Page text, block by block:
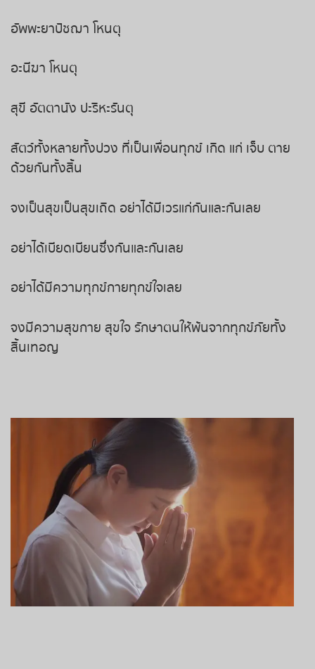
ถ่ายทอดสดหวยกัมพูชา
หวยหุ้นสด
หวยหุ้นไทย เย็น
หวยหุ้นเกาหลี
หวยหุ้นนิเคอิ เช้า
หวยหุ้นนิเคอิ บ่าย
หวยหุ้นฮั่งเส็ง บ่าย
หวยหุ้นจีน เช้า
หวยหุ้นจีน บ่าย
หวยหุ้นไต้หวัน
หวยหุ้นสิงคโปร์
อัพพะยาปัชฌา โหนตุ
อะนีฆา โหนตุ
สุขี อัตตานัง ปะริหะรันตุ
สัตว์ทั้งหลายทั้งปวง ที่เป็นเพื่อนทุกข์ เกิด แก่ เจ็บ ตาย
ด้วยกันทั้งสิ้น
จงเป็นสุขเป็นสุขเถิด อย่าได้มีเวรแก่กันและกันเลย
อย่าได้เบียดเบียนซึ่งกันและกันเลย
อย่าได้มีความทุกข์กายทุกข์ใจเลย
จงมีความสุขกาย สุขใจ รักษาตนให้พ้นจากทุกข์ภัยทั้ง
สิ้นเทอญ